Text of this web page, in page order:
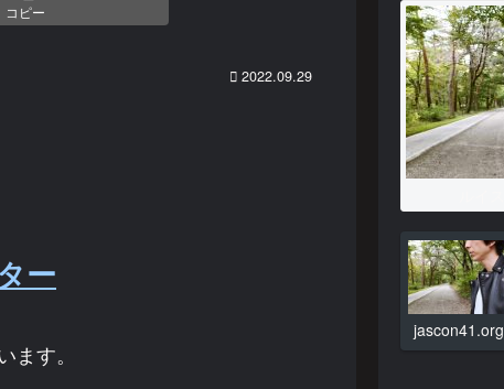
コピー
2022.09.29
ー
す。
jascon41.org